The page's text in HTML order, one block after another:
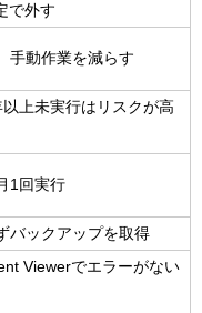
で外す
手動作業を減らす
上未実行はリスクが高
1回実行
バックアップを取得
Viewerでエラーがない